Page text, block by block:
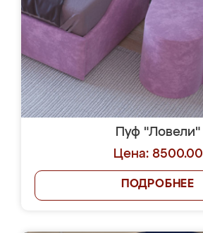
Пуф "Ловели"
Цена: 8500.00
ПОДРОБНЕЕ